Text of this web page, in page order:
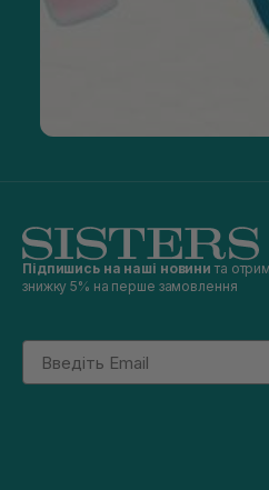
Підпишись на наші новини та
знижку 5% на перше замовлення
Email